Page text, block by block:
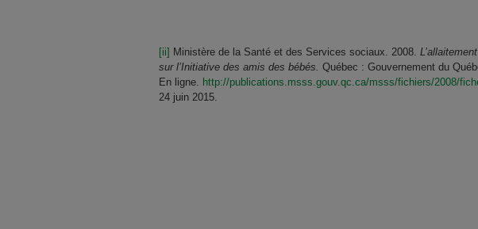
[ii] Ministère de la Santé et des Services sociaux. 2008.
sur l’Initiative des amis des bébés. Québec : Gouvernement du
En ligne. http://publications.msss.gouv.qc.ca/msss/fichiers/2008/
24 juin 2015.